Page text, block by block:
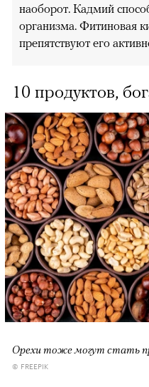
наоборот. Кадмий
организма. Фитиновая
препятствуют его
10 продуктов,
Орехи тоже могут стать
© FREEPIK